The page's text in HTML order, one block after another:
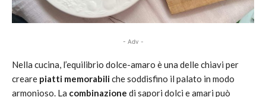
- Adv -
Nella cucina, l’equilibrio dolce-amaro è una delle chiavi per
creare piatti memorabiliche soddisfino il palato in modo
armonioso. La combinazione di sapori dolci e amari può